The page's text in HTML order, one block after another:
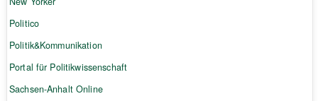
Politico
Politik&Kommunikation
Portal für Politikwissenschaft
Sachsen-Anhalt Online